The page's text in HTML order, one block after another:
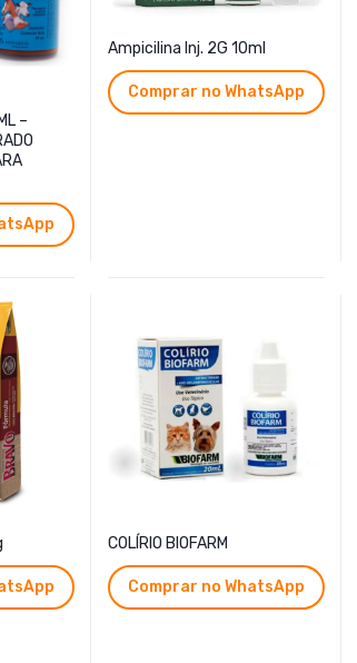
–
Ampicilina Inj. 2G 10ml
Comprar no WhatsApp
COLÍRIO BIOFARM
Comprar no WhatsApp